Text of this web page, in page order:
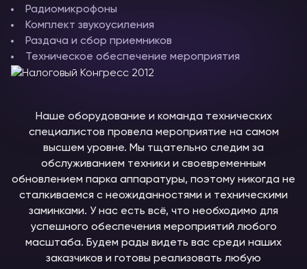
Радиомикрофоны
Комплект звукоусиления
Раздача и сбор приемников
Техническое обеспечение мероприятия
Наше оборудование и команда технических
специалистов провела мероприятие на самом
высшем уровне. Мы тщательно следим за
обслуживанием техники и своевременным
обновлением парка аппаратуры, поэтому никогда не
сталкиваемся с неожиданностями и техническими
заминками. У нас есть всё, что необходимо для
успешного обеспечения мероприятий любого
масштаба. Будем рады видеть вас среди наших
заказчиков и готовы реализовать любую